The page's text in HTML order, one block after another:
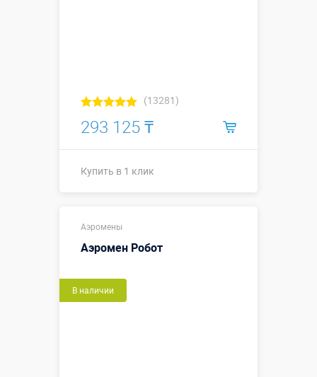
(13281)
293 125 ₸
Купить в 1 клик
Аэромены
Аэромен Робот
В наличии